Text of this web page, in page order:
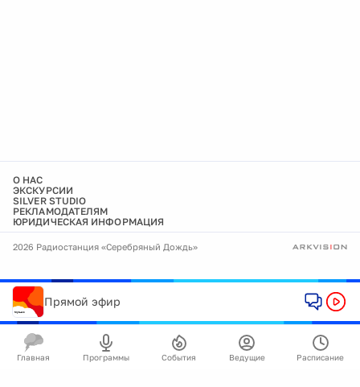
О НАС
ЭКСКУРСИИ
SILVER STUDIO
РЕКЛАМОДАТЕЛЯМ
ЮРИДИЧЕСКАЯ ИНФОРМАЦИЯ
2026 Радиостанция «Серебряный Дождь»
Прямой эфир
Главная Программы События Ведущие Расписание